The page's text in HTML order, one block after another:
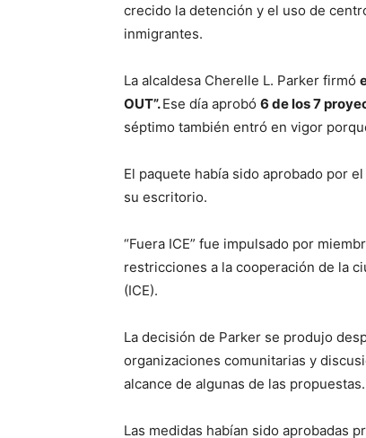
crecido la detención y el uso de
inmigrantes.
La alcaldesa Cherelle L. Parker firmó
OUT”.Ese día aprobó 6 de los 7
séptimo también entró en vigor
El paquete había sido aprobado por
su escritorio.
“Fuera ICE” fue impulsado por
restricciones a la cooperación de la
(ICE).
La decisión de Parker se produjo
organizaciones comunitarias y
alcance de algunas de las propuestas.
Las medidas habían sido aprobadas